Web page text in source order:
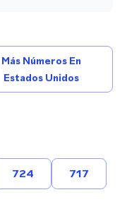
Más Números En
Estados Unidos
724 717